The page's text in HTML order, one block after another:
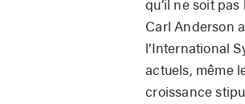
Carl Anderson
l’International
actuels, même
croissance